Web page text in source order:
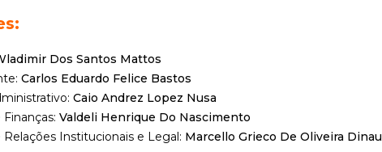
Dos Santos Mattos
Carlos Eduardo Felice Bastos
Caio Andrez Lopez Nusa
Valdeli Henrique Do Nascimento
Institucionais e Legal: Marcello Grieco De Oliveira Dinau